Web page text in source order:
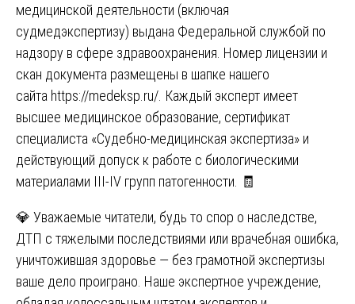
медицинской деятельности (включая
судмедэкспертизу) выдана Федеральной службой по
надзору в сфере здравоохранения. Номер лицензии и
скан документа размещены в шапке нашего
сайта https://medeksp.ru/ . Каждый эксперт имеет
высшее медицинское образование, сертификат
специалиста «Судебно-медицинская экспертиза» и
действующий допуск к работе с биологическими
материалами III-IV групп патогенности. 🧾
💎 Уважаемые читатели, будь то спор о наследстве,
ДТП с тяжелыми последствиями или врачебная ошибка,
уничтожившая здоровье — без грамотной экспертизы
ваше дело проиграно. Наше экспертное учреждение,